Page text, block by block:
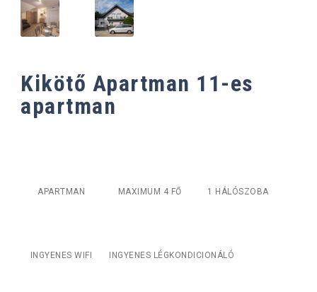
Kikötő Apartman 11-es
apartman
APARTMAN MAXIMUM 4 FŐ 1 HÁLÓSZOBA
INGYENES WIFI INGYENES LÉGKONDICIONÁLÓ